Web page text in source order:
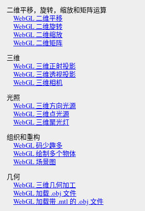
二维平移，旋转，缩放和矩阵运算
WebGL 二维平移
WebGL 二维旋转
WebGL 二维缩放
WebGL 二维矩阵
三维
WebGL 三维正射投影
WebGL 三维透视投影
WebGL 三维相机
光照
WebGL 三维方向光源
WebGL 三维点光源
WebGL 三维聚光灯
组织和重构
WebGL 码少趣多
WebGL 绘制多个物体
WebGL 场景图
几何
WebGL 三维几何加工
WebGL 加载 .obj 文件
WebGL 加载带 .mtl 的 .obj 文件